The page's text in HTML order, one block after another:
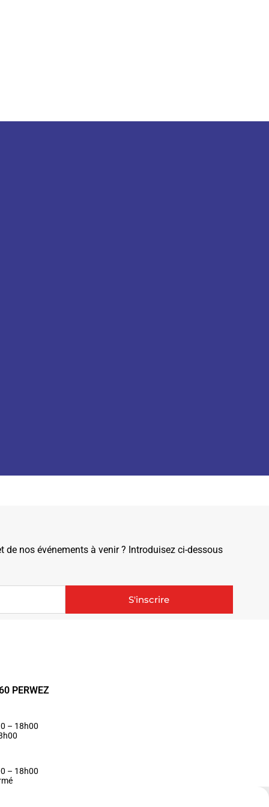
nos événements à venir ? Introduisez ci-dessous
S'inscrire
PERWEZ
– 18h00
– 18h00